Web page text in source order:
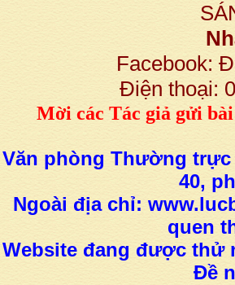
Facebook:
Điện thoại:
Mời các Tác giả gửi
Văn phòng Thường trực
40,
Ngoài địa chỉ:
quen
Website đang được thử
Đề